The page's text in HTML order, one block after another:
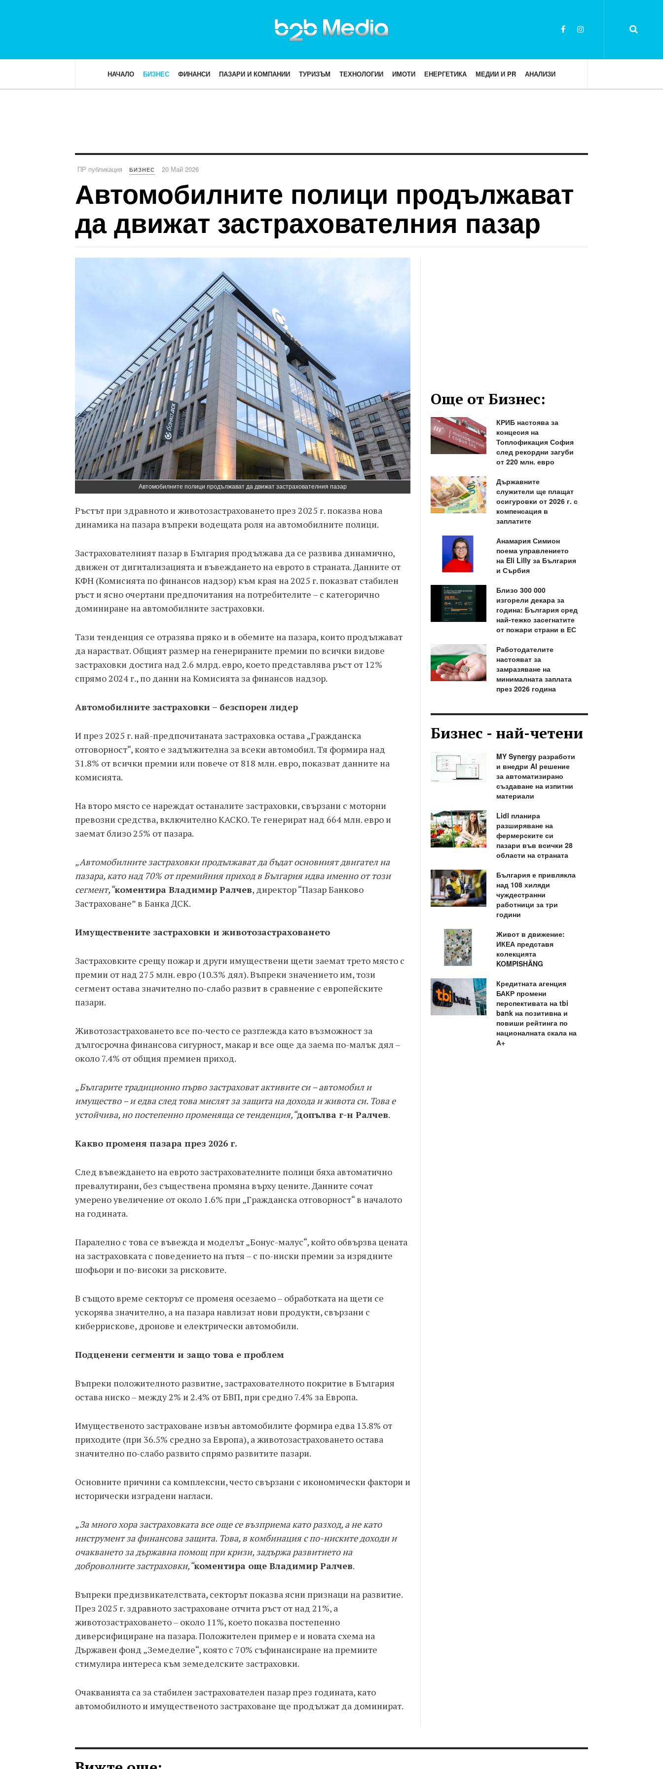
НАЧАЛО БИЗНЕС ФИНАНСИ ПАЗАРИ И КОМПАНИИ ТУРИЗЪМ ТЕХНОЛОГИИ ИМОТИ ЕНЕРГЕТИКА МЕДИИ И PR АНАЛИЗИ
ПР публикация БИЗНЕС 20 Май 2026
Автомобилните полици продължават
да движат застрахователния пазар
Автомобилните полици продължават да движат застрахователния пазар
Ръстът при здравното и животозастраховането през 2025 г. показва нова
динамика на пазара въпреки водещата роля на автомобилните полици.
Застрахователният пазар в България продължава да се развива динамично,
движен от дигитализацията и въвеждането на еврото в страната. Данните от
КФН (Комисията по финансов надзор) към края на 2025 г. показват стабилен
ръст и ясно очертани предпочитания на потребителите – с категорично
доминиране на автомобилните застраховки.
Тази тенденция се отразява пряко и в обемите на пазара, които продължават
да нарастват. Общият размер на генерираните премии по всички видове
застраховки достига над 2.6 млрд. евро, което представлява ръст от 12%
спрямо 2024 г., по данни на Комисията за финансов надзор.
Автомобилните застраховки – безспорен лидер
И през 2025 г. най-предпочитаната застраховка остава „Гражданска
отговорност“, която е задължителна за всеки автомобил. Тя формира над
31.8% от всички премии или повече от 818 млн. евро, показват данните на
комисията.
На второ място се нареждат останалите застраховки, свързани с моторни
превозни средства, включително КАСКО. Те генерират над 664 млн. евро и
заемат близо 25% от пазара.
„Автомобилните застраховки продължават да бъдат основният двигател на
пазара, като над 70% от премийния приход в България идва именно от този
сегмент,“коментира Владимир Ралчев, директор “Пазар Банково
Застраховане” в Банка ДСК.
Имуществените застраховки и животозастраховането
Застраховките срещу пожар и други имуществени щети заемат трето място с
премии от над 275 млн. евро (10.3% дял). Въпреки значението им, този
сегмент остава значително по-слабо развит в сравнение с европейските
пазари.
Животозастраховането все по-често се разглежда като възможност за
дългосрочна финансова сигурност, макар и все още да заема по-малък дял –
около 7.4% от общия премиен приход.
„Българите традиционно първо застраховат активите си – автомобил и
имущество – и едва след това мислят за защита на дохода и живота си. Това е
устойчива, но постепенно променяща се тенденция,“допълва г-н Ралчев.
Какво променя пазара през 2026 г.
След въвеждането на еврото застрахователните полици бяха автоматично
превалутирани, без съществена промяна върху цените. Данните сочат
умерено увеличение от около 1.6% при „Гражданска отговорност“ в началото
на годината.
Паралелно с това се въвежда и моделът „Бонус-малус“, който обвързва цената
на застраховката с поведението на пътя – с по-ниски премии за изрядните
шофьори и по-високи за рисковите.
В същото време секторът се променя осезаемо – обработката на щети се
ускорява значително, а на пазара навлизат нови продукти, свързани с
киберрискове, дронове и електрически автомобили.
Подценени сегменти и защо това е проблем
Въпреки положителното развитие, застрахователното покритие в България
остава ниско – между 2% и 2.4% от БВП, при средно 7.4% за Европа.
Имущественото застраховане извън автомобилите формира едва 13.8% от
приходите (при 36.5% средно за Европа), а животозастраховането остава
значително по-слабо развито спрямо развитите пазари.
Основните причини са комплексни, често свързани с икономически фактори и
исторически изградени нагласи.
„За много хора застраховката все още се възприема като разход, а не като
инструмент за финансова защита. Това, в комбинация с по-ниските доходи и
очакването за държавна помощ при кризи, задържа развитието на
доброволните застраховки,“коментира още Владимир Ралчев.
Въпреки предизвикателствата, секторът показва ясни признаци на развитие.
През 2025 г. здравното застраховане отчита ръст от над 21%, а
животозастраховането – около 11%, което показва постепенно
диверсифициране на пазара. Положителен пример е и новата схема на
Държавен фонд „Земеделие“, която с 70% съфинансиране на премиите
стимулира интереса към земеделските застраховки.
Очакванията са за стабилен застрахователен пазар през годината, като
автомобилното и имущественото застраховане ще продължат да доминират.
Още от Бизнес:
КРИБ настоява за
концесия на
Топлофикация София
след рекордни загуби
от 220 млн. евро
Държавните
служители ще плащат
осигуровки от 2026 г. с
компенсация в
заплатите
Анамария Симион
поема управлението
на Eli Lilly за България
и Сърбия
Близо 300 000
изгорели декара за
година: България сред
най-тежко засегнатите
от пожари страни в ЕС
Работодателите
настояват за
замразяване на
минималната заплата
през 2026 година
Бизнес - най-четени
MY Synergy разработи
и внедри AI решение
за автоматизирано
създаване на изпитни
материали
Lidl планира
разширяване на
фермерските си
пазари във всички 28
области на страната
България е привлякла
над 108 хиляди
чуждестранни
работници за три
години
Живот в движение:
ИКЕА представя
колекцията
KOMPISHÄNG
Кредитната агенция
БАКР промени
перспективата на tbi
bank на позитивна и
повиши рейтинга по
националната скала на
А+